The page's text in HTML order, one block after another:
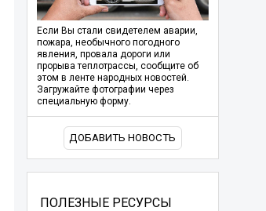
Если Вы стали свидетелем аварии,
пожара, необычного погодного
явления, провала дороги или
прорыва теплотрассы, сообщите об
этом в ленте народных новостей.
Загружайте фотографии через
специальную форму.
ДОБАВИТЬ НОВОСТЬ
ПОЛЕЗНЫЕ РЕСУРСЫ